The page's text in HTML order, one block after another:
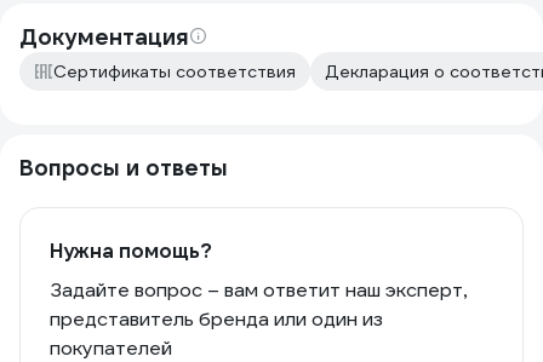
Документация
Сертификаты соответствия Декларация о
Вопросы и ответы
Нужна помощь?
Задайте вопрос – вам ответит наш эксперт,
представитель бренда или один из
покупателей